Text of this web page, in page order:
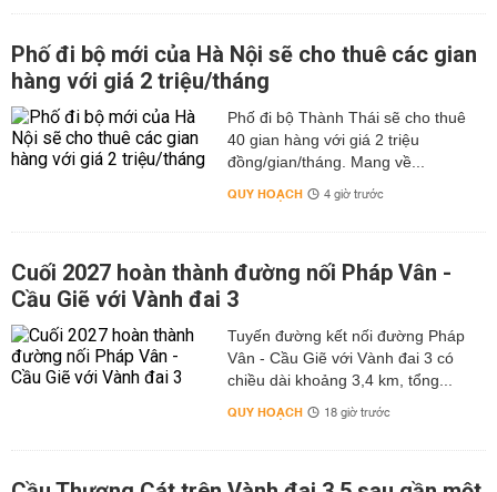
Phố đi bộ mới của Hà Nội sẽ cho thuê các gian
hàng với giá 2 triệu/tháng
Phố đi bộ Thành Thái sẽ cho thuê
40 gian hàng với giá 2 triệu
đồng/gian/tháng. Mang về...
QUY HOẠCH 4 giờ trước
Cuối 2027 hoàn thành đường nối Pháp Vân -
Cầu Giẽ với Vành đai 3
Tuyến đường kết nối đường Pháp
Vân - Cầu Giẽ với Vành đai 3 có
chiều dài khoảng 3,4 km, tổng...
QUY HOẠCH 18 giờ trước